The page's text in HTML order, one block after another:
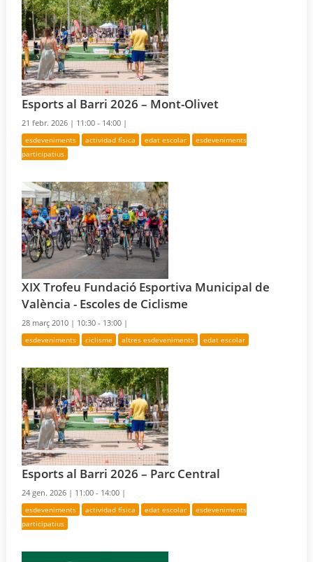
Esports al Barri 2026 – Mont-Olivet
21 febr. 2026 | 11:00 - 14:00 |
esdeveniments actividad física edat escolar
esdeveniments
participatius
XIX Trofeu Fundació Esportiva Municipal de
València - Escoles de Ciclisme
28 març 2010 | 10:30 - 13:00 |
esdeveniments ciclisme altres esdeveniments edat escolar
Esports al Barri 2026 – Parc Central
24 gen. 2026 | 11:00 - 14:00 |
esdeveniments actividad física edat escolar
esdeveniments
participatius